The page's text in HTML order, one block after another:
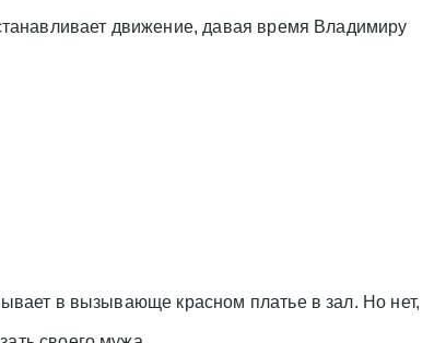
движение, давая время Владимиру
в вызывающе красном платье в зал. Но нет,